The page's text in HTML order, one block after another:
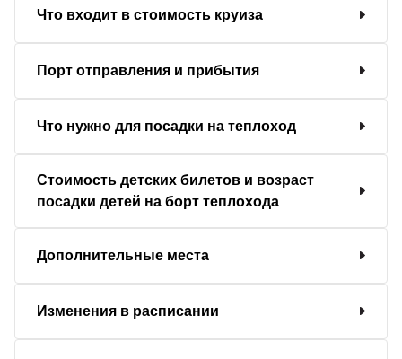
Что входит в стоимость круиза
Порт отправления и прибытия
Что нужно для посадки на теплоход
Стоимость детских билетов и возраст
посадки детей на борт теплохода
Дополнительные места
Изменения в расписании